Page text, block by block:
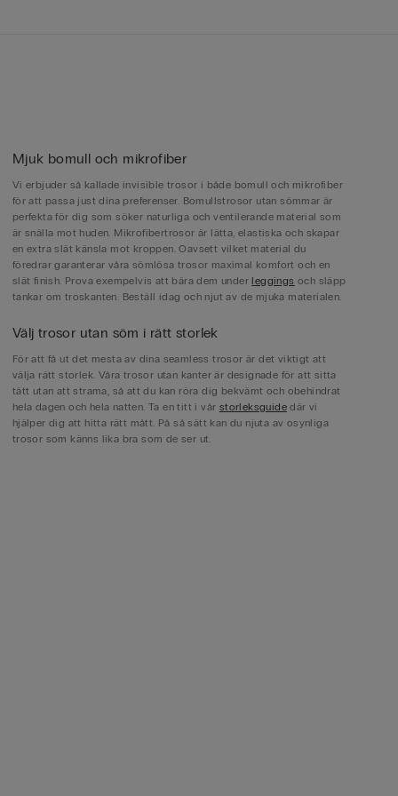
Mjuk bomull och mikrofiber
Vi erbjuder så kallade invisible trosor i både bomull och mikrofiber
för att passa just dina preferenser. Bomullstrosor utan sömmar är
perfekta för dig som söker naturliga och ventilerande material som
är snälla mot huden. Mikrofibertrosor är lätta, elastiska och skapar
en extra slät känsla mot kroppen. Oavsett vilket material du
föredrar garanterar våra sömlösa trosor maximal komfort och en
slät finish. Prova exempelvis att bära dem underleggings och släpp
tankar om troskanten. Beställ idag och njut av de mjuka materialen.
Välj trosor utan söm i rätt storlek
För att få ut det mesta av dina seamless trosor är det viktigt att
välja rätt storlek. Våra trosor utan kanter är designade för att sitta
tätt utan att strama, så att du kan röra dig bekvämt och obehindrat
hela dagen och hela natten. Ta en titt i vår storleksguide där vi
hjälper dig att hitta rätt mått. På så sätt kan du njuta av osynliga
trosor som känns lika bra som de ser ut.